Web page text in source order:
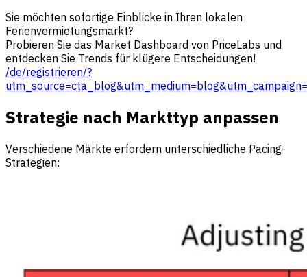
Sie möchten sofortige Einblicke in Ihren lokalen
Ferienvermietungsmarkt?
Probieren Sie das Market Dashboard von PriceLabs und
entdecken Sie Trends für klügere Entscheidungen!
/de/registrieren/?
Strategie nach Markttyp anpassen
Verschiedene Märkte erfordern unterschiedliche Pacing-
Strategien: